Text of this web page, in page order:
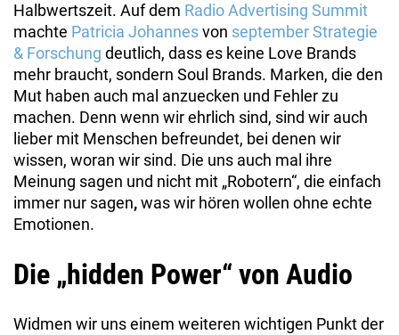
Halbwertszeit. Auf dem Radio Advertising Summit
machte Patricia Johannesvon september Strategie
& Forschung deutlich, dass es keine Love Brands
mehr braucht, sondern Soul Brands. Marken, die den
Mut haben auch mal anzuecken und Fehler zu
machen. Denn wenn wir ehrlich sind, sind wir auch
lieber mit Menschen befreundet, bei denen wir
wissen, woran wir sind. Die uns auch mal ihre
Meinung sagen und nicht mit „Robotern“, die einfach
immer nur sagen,was wir hören wollen ohne echte
Emotionen.
Die „hidden Power“ von Audio
Widmen wir uns einem weiteren wichtigen Punkt der